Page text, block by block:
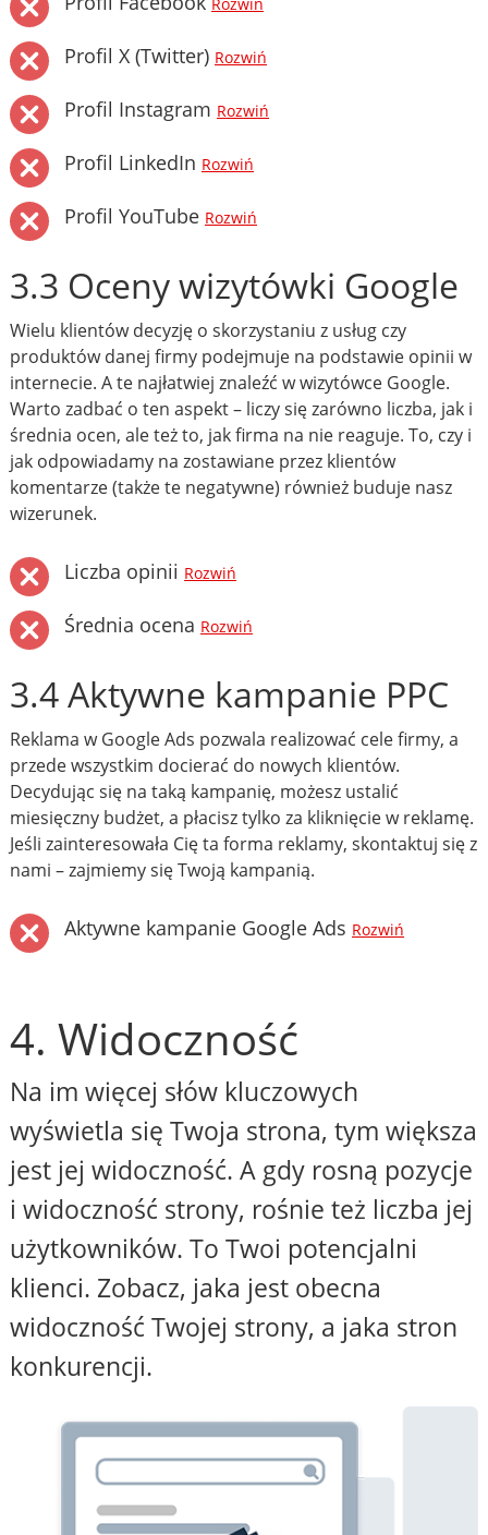
Rozwiń
Profil X (Twitter) Rozwiń
Profil Instagram Rozwiń
Profil LinkedIn Rozwiń
Profil YouTube Rozwiń
3.3 Oceny wizytówki Google
Wielu klientów decyzję o skorzystaniu z usług czy
produktów danej firmy podejmuje na podstawie opinii w
internecie. A te najłatwiej znaleźć w wizytówce Google.
Warto zadbać o ten aspekt – liczy się zarówno liczba, jak i
średnia ocen, ale też to, jak firma na nie reaguje. To, czy i
jak odpowiadamy na zostawiane przez klientów
komentarze (także te negatywne) również buduje nasz
wizerunek.
Liczba opinii Rozwiń
Średnia ocena Rozwiń
3.4 Aktywne kampanie PPC
Reklama w Google Ads pozwala realizować cele firmy, a
przede wszystkim docierać do nowych klientów.
Decydując się na taką kampanię, możesz ustalić
miesięczny budżet, a płacisz tylko za kliknięcie w reklamę.
Jeśli zainteresowała Cię ta forma reklamy, skontaktuj się z
nami – zajmiemy się Twoją kampanią.
Aktywne kampanie Google Ads Rozwiń
4. Widoczność
Na im więcej słów kluczowych
wyświetla się Twoja strona, tym większa
jest jej widoczność. A gdy rosną pozycje
i widoczność strony, rośnie też liczba jej
użytkowników. To Twoi potencjalni
klienci. Zobacz, jaka jest obecna
widoczność Twojej strony, a jaka stron
konkurencji.